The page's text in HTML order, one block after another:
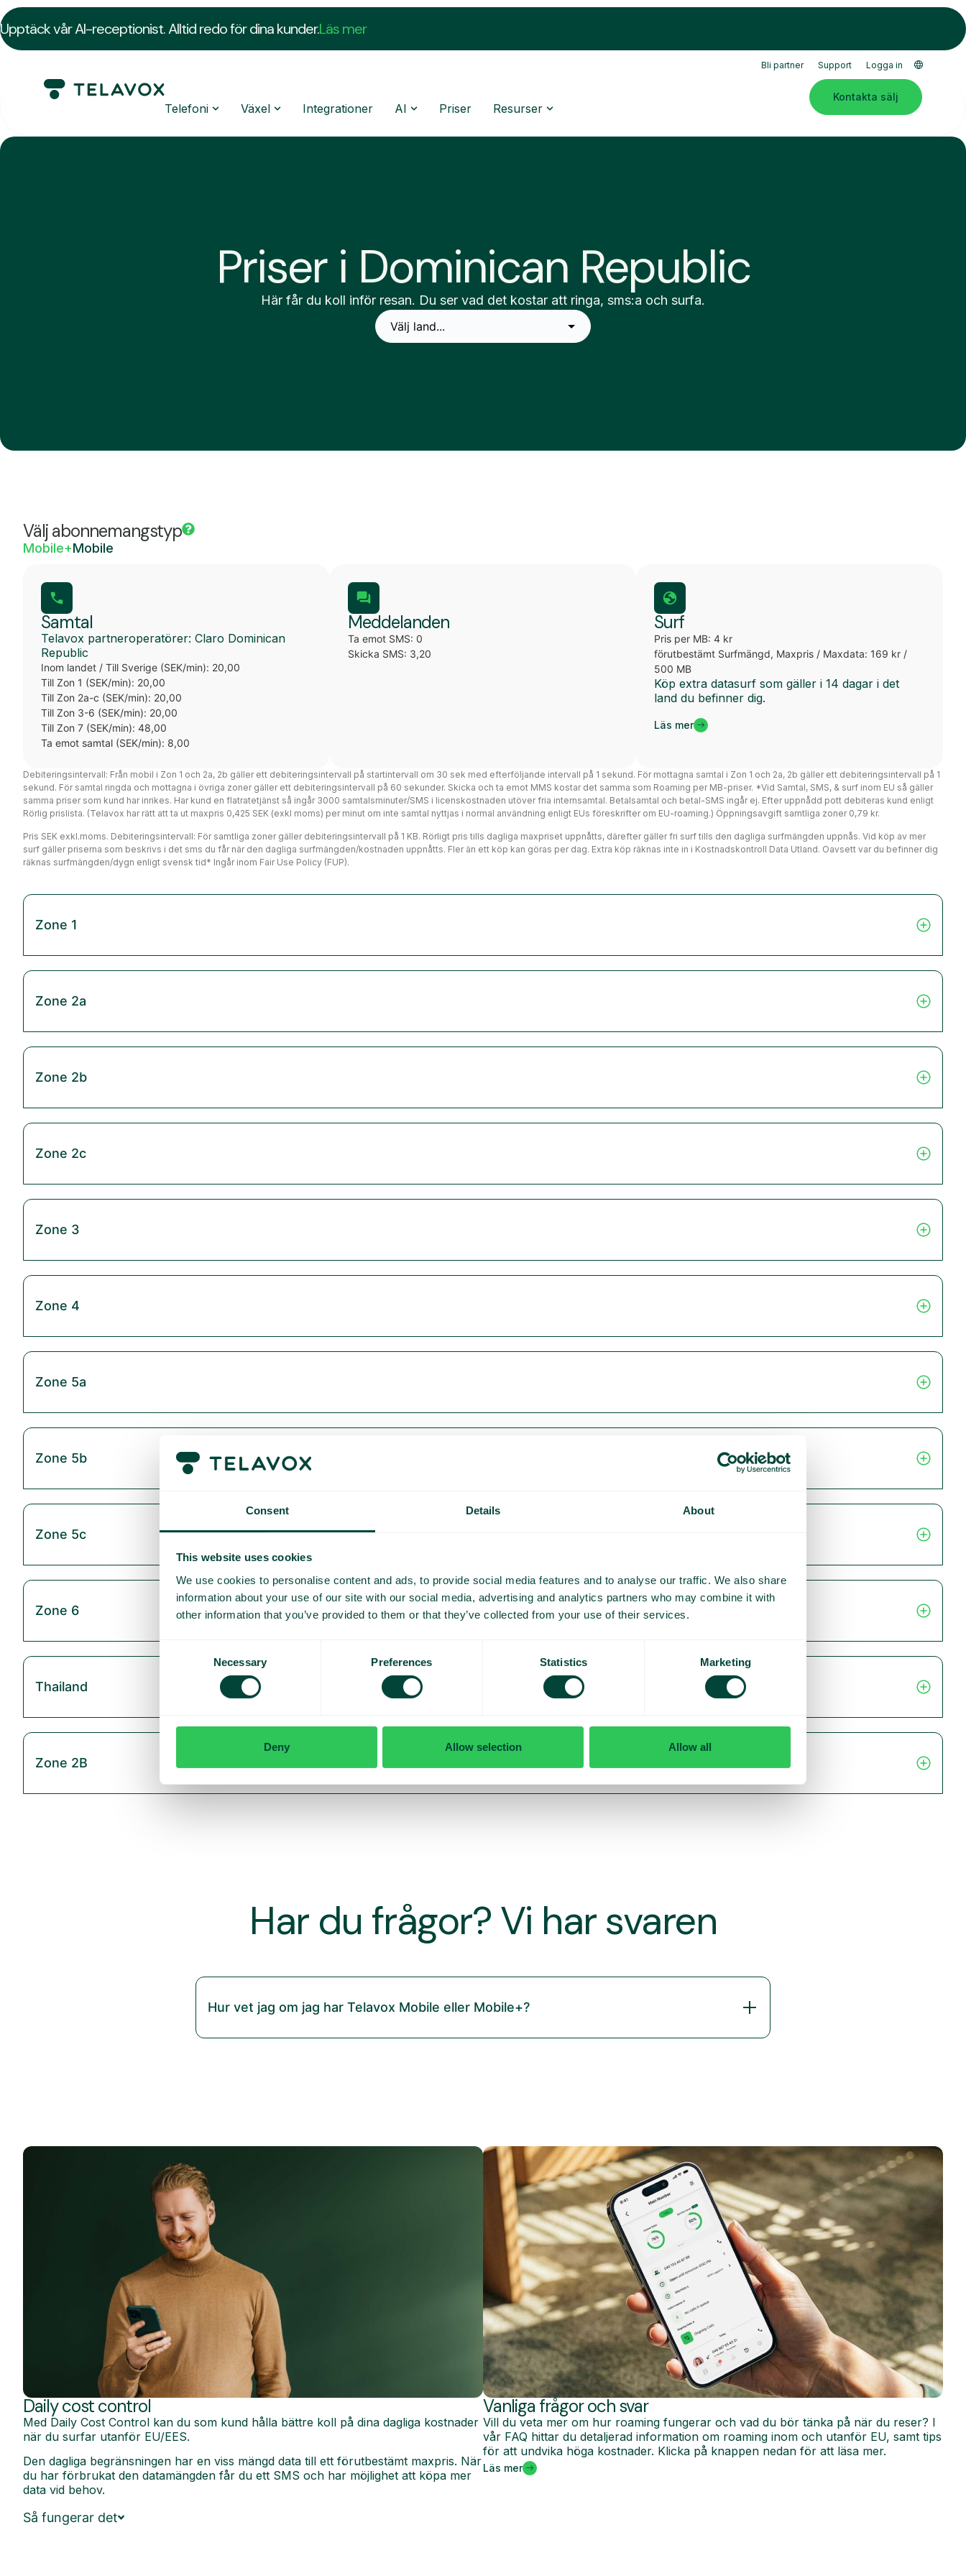
Consent Details About
This website uses cookies
We use cookies to personalise content and ads, to provide social media features and to analyse our traffic. We also share
information about your use of our site with our social media, advertising and analytics partners who may combine it with
other information that you’ve provided to them or that they’ve collected from your use of their services.
Necessary Preferences Statistics Marketing
Deny Allow selection Allow all
Upptäck vår AI-receptionist. Alltid redo för dina kunder.Läs mer
Bli partner Support Logga in
Telefoni Växel Integrationer AI Priser Resurser
Kontakta sälj
Priser i Dominican Republic
Här får du koll inför resan. Du ser vad det kostar att ringa, sms:a och surfa.
Välj abonnemangstyp
Mobile+Mobile
Samtal
Telavox partneroperatörer: Claro Dominican
Republic
Inom landet / Till Sverige (SEK/min): 20,00
Till Zon 1 (SEK/min): 20,00
Till Zon 2a-c (SEK/min): 20,00
Till Zon 3-6 (SEK/min): 20,00
Till Zon 7 (SEK/min): 48,00
Ta emot samtal (SEK/min): 8,00
Meddelanden
Ta emot SMS: 0
Skicka SMS: 3,20
Surf
Pris per MB: 4 kr
förutbestämt Surfmängd, Maxpris / Maxdata: 169 kr /
500 MB
Köp extra datasurf som gäller i 14 dagar i det
land du befinner dig.
Läs mer
Debiteringsintervall: Från mobil i Zon 1 och 2a, 2b gäller ett debiteringsintervall på startintervall om 30 sek med efterföljande intervall på 1 sekund. För mottagna samtal i Zon 1 och 2a, 2b gäller ett debiteringsintervall på 1
sekund. För samtal ringda och mottagna i övriga zoner gäller ett debiteringsintervall på 60 sekunder. Skicka och ta emot MMS kostar det samma som Roaming per MB-priser. *Vid Samtal, SMS, & surf inom EU så gäller
samma priser som kund har inrikes. Har kund en flatratetjänst så ingår 3000 samtalsminuter/SMS i licenskostnaden utöver fria internsamtal. Betalsamtal och betal-SMS ingår ej. Efter uppnådd pott debiteras kund enligt
Rörlig prislista. (Telavox har rätt att ta ut maxpris 0,425 SEK (exkl moms) per minut om inte samtal nyttjas i normal användning enligt EUs föreskrifter om EU-roaming.) Öppningsavgift samtliga zoner 0,79 kr.
Pris SEK exkl.moms. Debiteringsintervall: För samtliga zoner gäller debiteringsintervall på 1 KB. Rörligt pris tills dagliga maxpriset uppnåtts, därefter gäller fri surf tills den dagliga surfmängden uppnås. Vid köp av mer
surf gäller priserna som beskrivs i det sms du får när den dagliga surfmängden/kostnaden uppnåtts. Fler än ett köp kan göras per dag. Extra köp räknas inte in i Kostnadskontroll Data Utland. Oavsett var du befinner dig
räknas surfmängden/dygn enligt svensk tid* Ingår inom Fair Use Policy (FUP).
Zone 1
Zone 2a
Zone 2b
Zone 2c
Zone 3
Zone 4
Zone 5a
Zone 5b
Zone 5c
Zone 6
Thailand
Zone 2B
Har du frågor? Vi har svaren
Hur vet jag om jag har Telavox Mobile eller Mobile+?
Daily cost control
Med Daily Cost Control kan du som kund hålla bättre koll på dina dagliga kostnader
när du surfar utanför EU/EES.
Den dagliga begränsningen har en viss mängd data till ett förutbestämt maxpris. När
du har förbrukat den datamängden får du ett SMS och har möjlighet att köpa mer
data vid behov.
Så fungerar det
Vanliga frågor och svar
Vill du veta mer om hur roaming fungerar och vad du bör tänka på när du reser? I
vår FAQ hittar du detaljerad information om roaming inom och utanför EU, samt tips
för att undvika höga kostnader. Klicka på knappen nedan för att läsa mer.
Läs mer